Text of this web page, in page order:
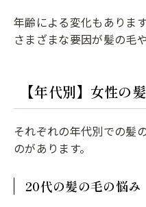
年齢による変化もありま
さまざまな要因が髪の毛
【年代別】女性の
それぞれの年代別での髪
のがあります。
20代の髪の毛の悩み